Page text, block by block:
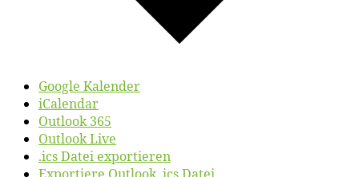
Google Kalender
iCalendar
Outlook 365
Outlook Live
.ics Datei exportieren